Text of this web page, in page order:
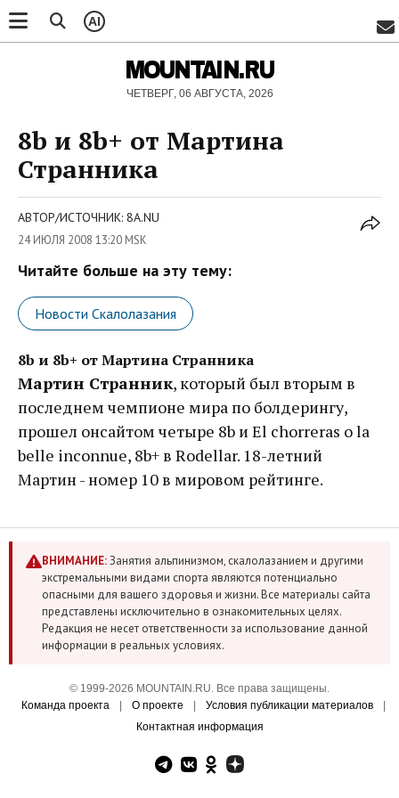
AI
MOUNTAIN.RU
ЧЕТВЕРГ, 06 АВГУСТА, 2026
8b и 8b+ от Мартина
Странника
АВТОР/ИСТОЧНИК: 8A.NU
24 ИЮЛЯ 2008 13:20 MSK
Читайте больше на эту тему:
Новости Скалолазания
8b и 8b+ от Мартина Странника
Мартин Странник, который был вторым в
последнем чемпионе мира по болдерингу,
прошел онсайтом четыре 8b и El chorreras o la
belle inconnue, 8b+ в Rodellar. 18-летний
Мартин - номер 10 в мировом рейтинге.
ВНИМАНИЕ:Занятия альпинизмом, скалолазанием и другими
экстремальными видами спорта являются потенциально
опасными для вашего здоровья и жизни. Все материалы сайта
представлены исключительно в ознакомительных целях.
Редакция не несет ответственности за использование данной
информации в реальных условиях.
© 1999-2026 MOUNTAIN.RU. Все права защищены.
Команда проекта
О проекте Условия публикации материалов
Контактная информация